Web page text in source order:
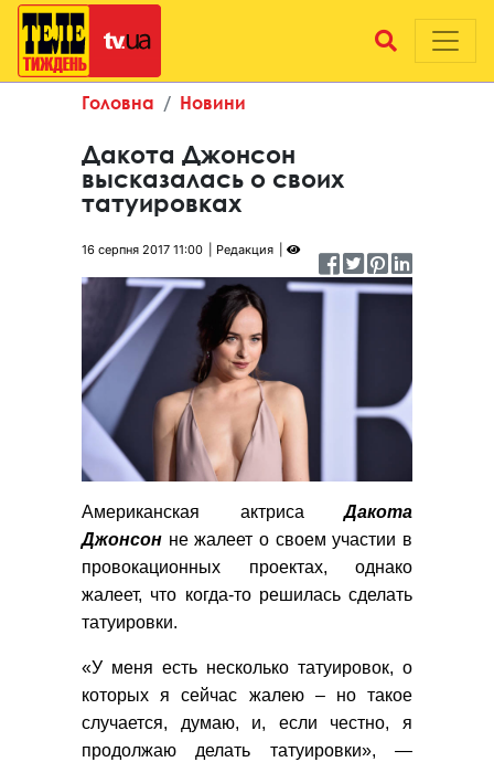
Головна Новини
Дакота Джонсон
высказалась о своих
татуировках
16 серпня 2017 11:00 Редакция
Американская актрисаДакота
Джонсон не жалеет о своем участии в
провокационных проектах, однако
жалеет, что когда-то решилась сделать
татуировки.
«У меня есть несколько татуировок, о
которых я сейчас жалею – но такое
случается, думаю, и, если честно, я
продолжаю делать татуировки», —